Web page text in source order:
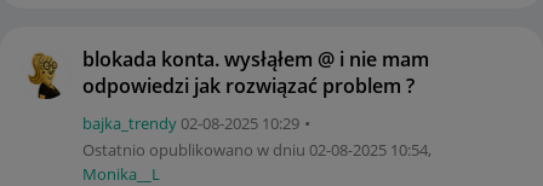
blokada konta. wysłąłem @ i nie mam
odpowiedzi jak rozwiązać problem ?
bajka_trendy‎02-08-2025 10:29
Ostatnio opublikowano w dniu ‎02-08-2025 10:54,
Monika__L